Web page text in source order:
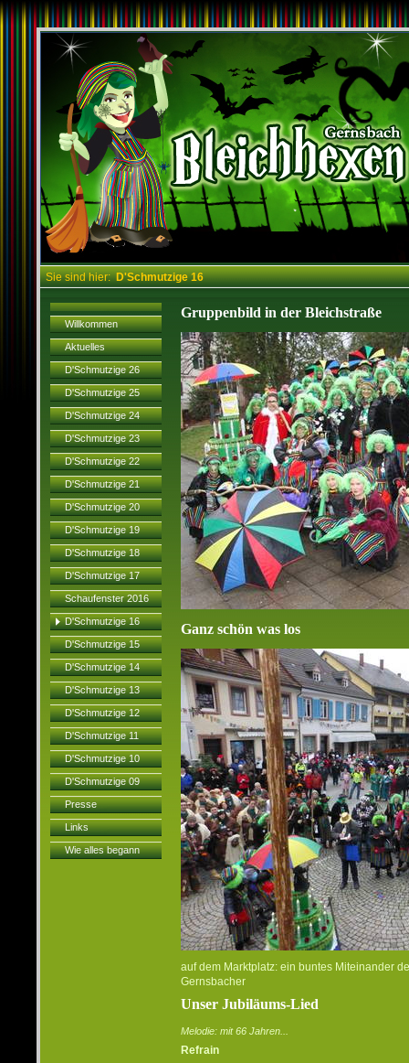
Sie sind hier:D'Schmutzige 16
Willkommen
Aktuelles
D'Schmutzige 26
D'Schmutzige 25
D'Schmutzige 24
D'Schmutzige 23
D'Schmutzige 22
D'Schmutzige 21
D'Schmutzige 20
D'Schmutzige 19
D'Schmutzige 18
D'Schmutzige 17
Schaufenster 2016
D'Schmutzige 16
D'Schmutzige 15
D'Schmutzige 14
D'Schmutzige 13
D'Schmutzige 12
D'Schmutzige 11
D'Schmutzige 10
D'Schmutzige 09
Presse
Links
Wie alles begann
Gruppenbild in der Bleichstraße
Ganz schön was los
auf dem Marktplatz: ein buntes Miteinander
Gernsbacher
Unser Jubiläums-Lied
Melodie: mit 66 Jahren...
Refrain